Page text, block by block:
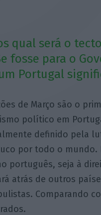
qual será o
fosse para o
Portugal
de Março são o
político em
definido pela
por todo o
português, seja à
atrás de outros
Comparando